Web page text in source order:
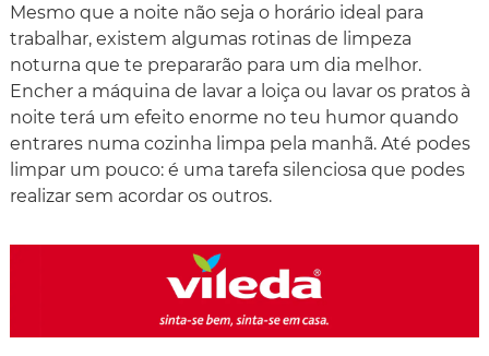
Mesmo que a noite não seja o horário ideal para
trabalhar, existem algumas rotinas de limpeza
noturna que te prepararão para um dia melhor.
Encher a máquina de lavar a loiça ou lavar os pratos à
noite terá um efeito enorme no teu humor quando
entrares numa cozinha limpa pela manhã. Até podes
limpar um pouco: é uma tarefa silenciosa que podes
realizar sem acordar os outros.